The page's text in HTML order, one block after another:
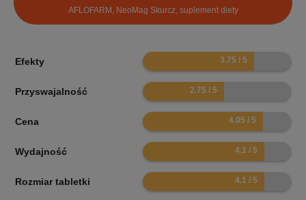
AFLOFARM, NeoMag Skurcz, suplement diety
Efekty 7.5
Przyswajalność 5.5
Cena 8.1
Wydajność 8.2
Rozmiar tabletki 8.2